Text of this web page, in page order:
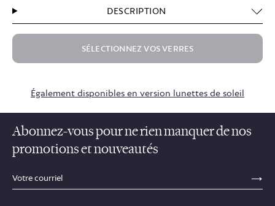
DESCRIPTION
SÉLECTIONNEZ VOS VERRES
Également disponibles en version lunettes de soleil
Abonnez-vous pour ne rien manquer de nos
promotions et nouveautés
sections.footer.email_field_ada_label